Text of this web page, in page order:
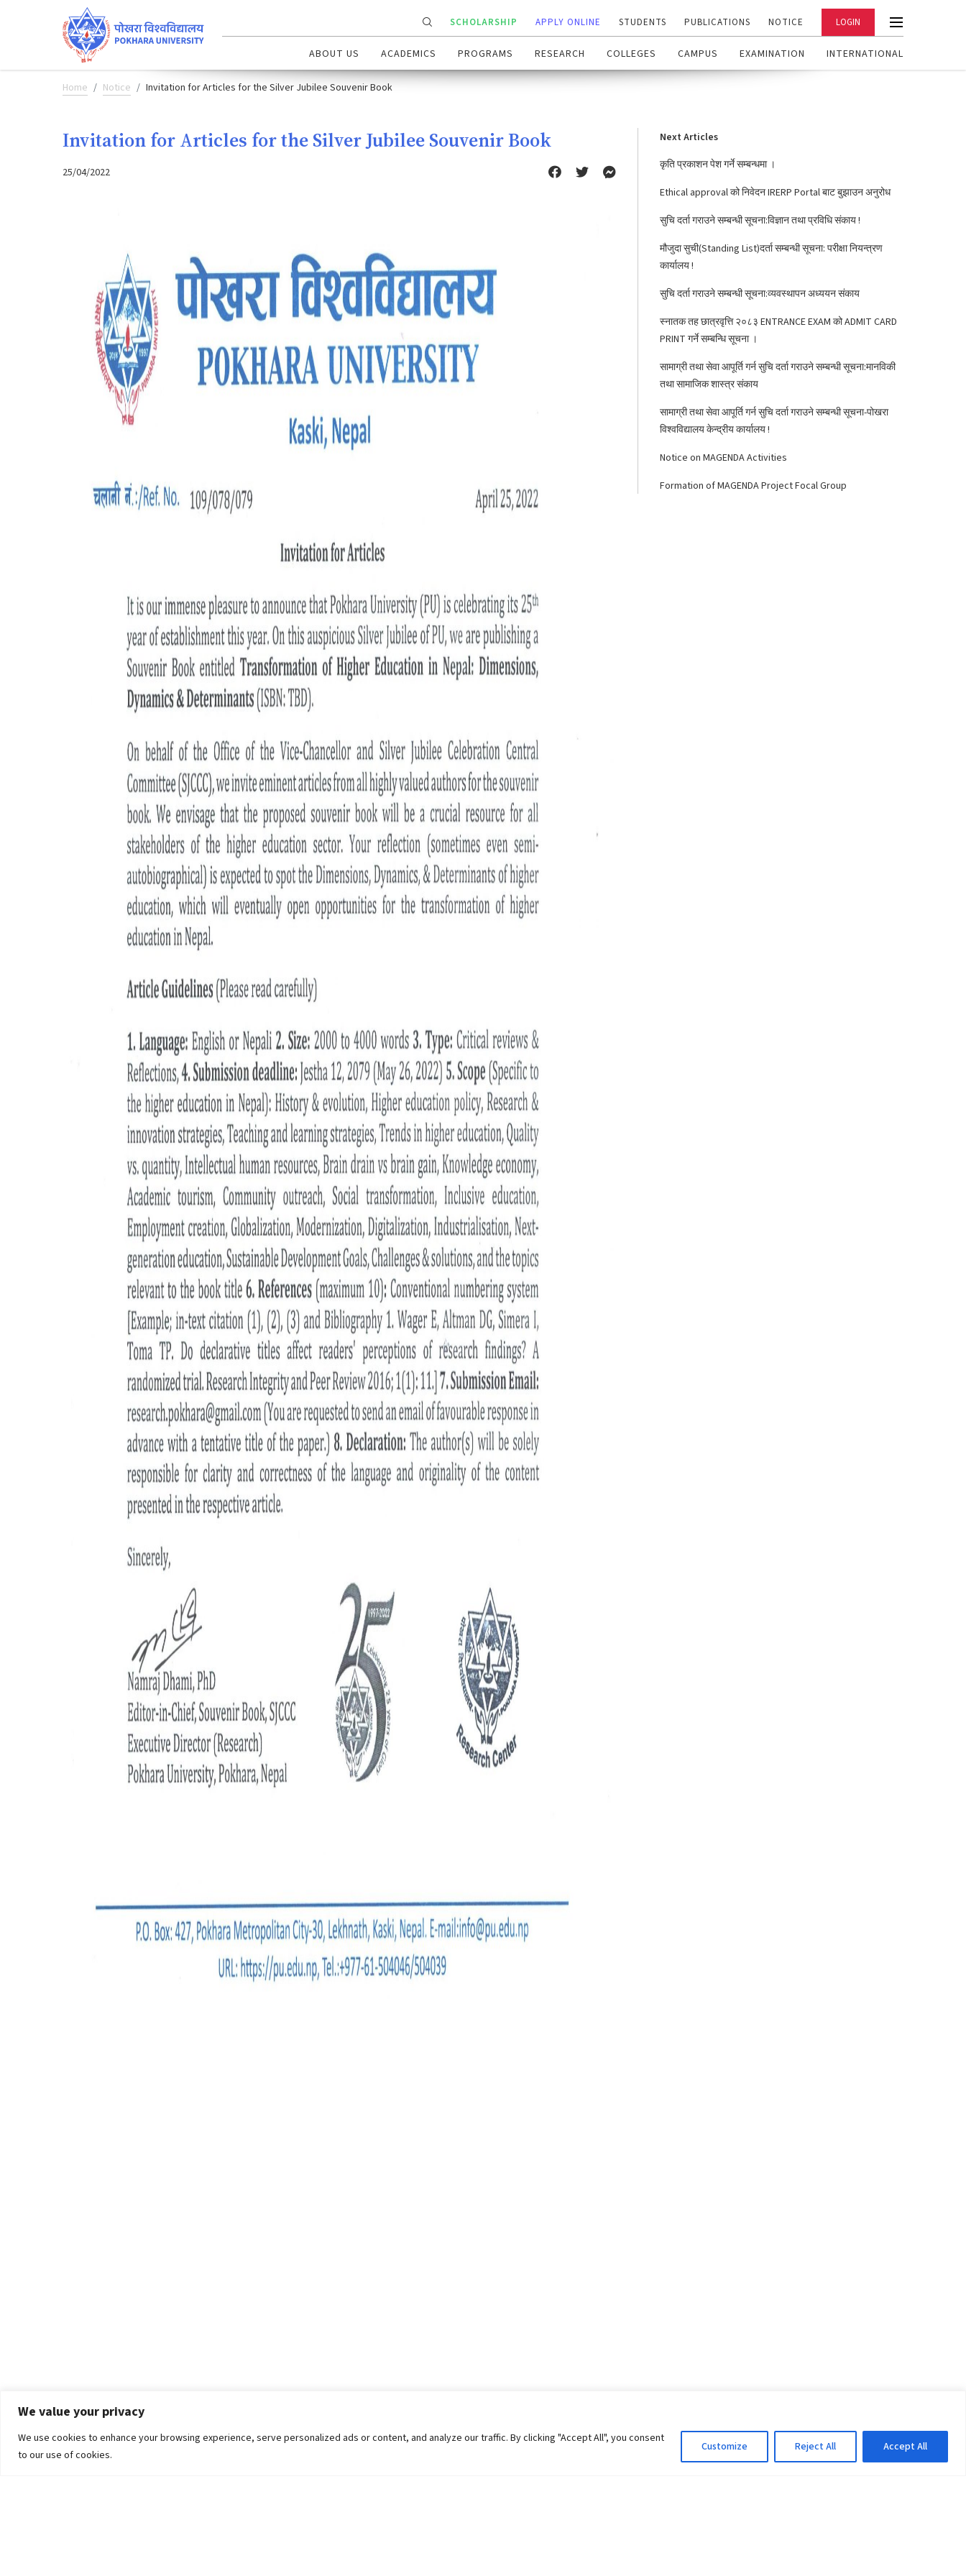
We value your privacy
We use cookies to enhance your browsing experience, serve personalized ads or content, and analyze our traffic. By clicking "Accept All", you consent
to our use of cookies.
Customize Reject All Accept All
SCHOLARSHIP APPLY ONLINE STUDENTS PUBLICATIONS NOTICE LOGIN
ABOUT US ACADEMICS PROGRAMS RESEARCH COLLEGES CAMPUS EXAMINATION INTERNATIONAL
Home Notice Invitation for Articles for the Silver Jubilee Souvenir Book
Invitation for Articles for the Silver Jubilee Souvenir Book
25/04/2022
Next Articles
कृति प्रकाशन पेश गर्ने सम्बन्धमा ।
Ethical approval को निवेदन IRERP Portal बाट बुझाउन अनुरोध
सुचि दर्ता गराउने सम्बन्धी सूचना:विज्ञान तथा प्रविधि संकाय !
मौजुदा सुची(Standing List)दर्ता सम्बन्धी सूचना: परीक्षा नियन्त्रण
कार्यालय !
सुचि दर्ता गराउने सम्बन्धी सूचना:व्यवस्थापन अध्ययन संकाय
स्नातक तह छात्रवृत्ति २०८३ ENTRANCE EXAM को ADMIT CARD
PRINT गर्ने सम्बन्धि सूचना ।
सामाग्री तथा सेवा आपूर्ति गर्न सुचि दर्ता गराउने सम्बन्धी सूचना:मानविकी
तथा सामाजिक शास्त्र संकाय
सामाग्री तथा सेवा आपूर्ति गर्न सुचि दर्ता गराउने सम्बन्धी सूचना-पोखरा
विश्वविद्यालय केन्द्रीय कार्यालय !
Notice on MAGENDA Activities
Formation of MAGENDA Project Focal Group